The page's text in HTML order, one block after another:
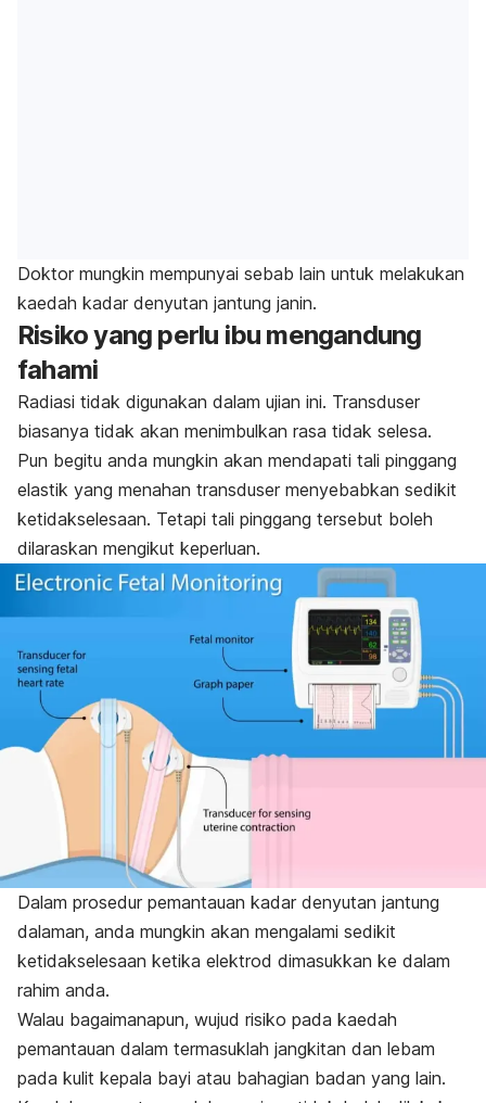
Doktor mungkin mempunyai sebab lain untuk melakukan
kaedah kadar denyutan jantung janin.
Risiko yang perlu ibu mengandung
fahami
Radiasi tidak digunakan dalam ujian ini. Transduser
biasanya tidak akan menimbulkan rasa tidak selesa.
Pun begitu anda mungkin akan mendapati tali pinggang
elastik yang menahan transduser menyebabkan sedikit
ketidakselesaan. Tetapi tali pinggang tersebut boleh
dilaraskan mengikut keperluan.
Dalam prosedur pemantauan kadar denyutan jantung
dalaman, anda mungkin akan mengalami sedikit
ketidakselesaan ketika elektrod dimasukkan ke dalam
rahim anda.
Walau bagaimanapun, wujud risiko pada kaedah
pemantauan dalam termasuklah jangkitan dan lebam
pada kulit kepala bayi atau bahagian badan yang lain.